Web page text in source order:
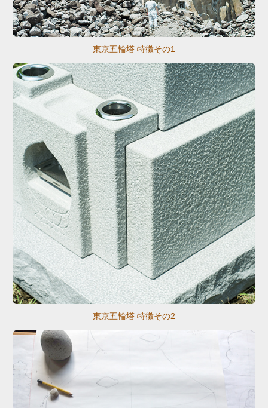
東京五輪塔 特徴その1
東京五輪塔 特徴その2